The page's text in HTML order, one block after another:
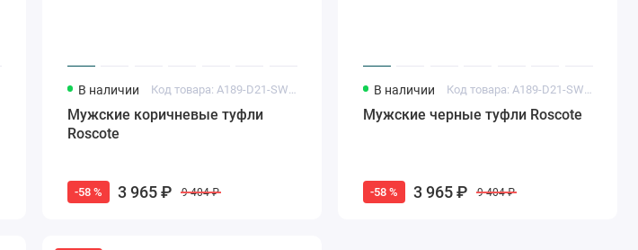
В наличии Код товара: A189-D21-SW2-T2726H
Мужские коричневые туфли
Roscote
-58 % 3 965 ₽ 9 404 ₽
В наличии Код товара: A189-D21-SW3-T2727H
Мужские черные туфли Roscote
-58 % 3 965 ₽ 9 404 ₽